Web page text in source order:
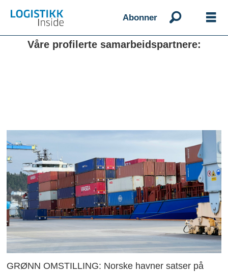
Abonner
Våre profilerte samarbeidspartnere:
GRØNN OMSTILLING: Norske havner satser på